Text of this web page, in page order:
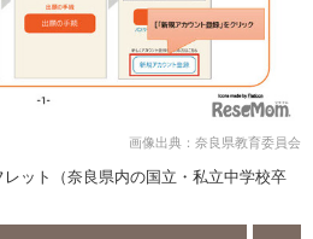
画像出典：奈良県教育委員会
ット（奈良県内の国立・私立中学校卒